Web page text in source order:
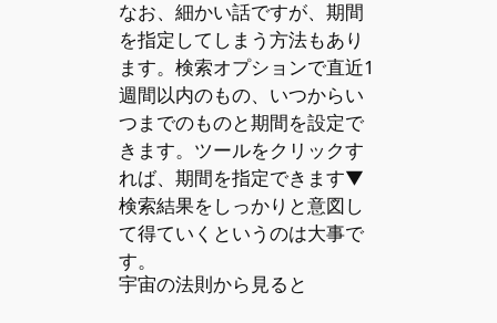
なお、細かい話ですが、期間
を指定してしまう方法もあり
ます。検索オプションで直近1
週間以内のもの、いつからい
つまでのものと期間を設定で
きます。ツールをクリックす
れば、期間を指定できます▼
検索結果をしっかりと意図し
て得ていくというのは大事で
す。
宇宙の法則から見ると